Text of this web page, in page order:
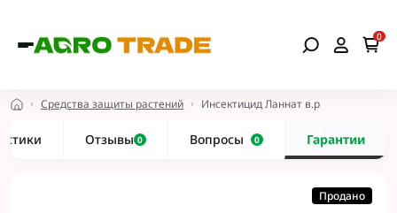
0
Средства защиты растений Инсектицид Ланнат в.р
Отзывы 0 Вопросы 0 Гарантии
Продано